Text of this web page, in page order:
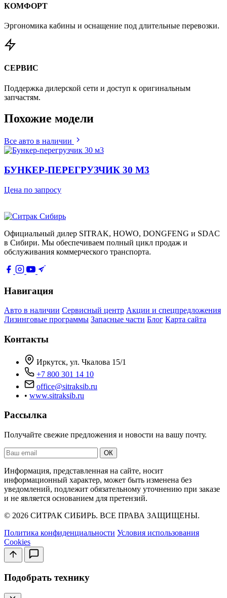
КОМФОРТ
Эргономика кабины и оснащение под длительные перевозки.
СЕРВИС
Поддержка дилерской сети и доступ к оригинальным
запчастям.
Похожие модели
Все авто в наличии
БУНКЕР-ПЕРЕГРУЗЧИК 30 М3
Цена по запросу
Официальный дилер SITRAK, HOWO, DONGFENG и SDAC
в Сибири. Мы обеспечиваем полный цикл продаж и
обслуживания коммерческого транспорта.
Навигация
Авто в наличии Сервисный центр Акции и спецпредложения
Лизинговые программы Запасные части Блог Карта сайта
Контакты
Иркутск, ул. Чкалова 15/1
+7 800 301 14 10
office@sitraksib.ru
• www.sitraksib.ru
Рассылка
Получайте свежие предложения и новости на вашу почту.
Ваш
email
ОК
Информация, представленная на сайте, носит
информационный характер, может быть изменена без
уведомлений, подлежит обязательному уточнению при заказе
и не является основанием для претензий.
© 2026 СИТРАК СИБИРЬ. ВСЕ ПРАВА ЗАЩИЩЕНЫ.
Политика конфиденциальности Условия использования
Cookies
Подобрать технику